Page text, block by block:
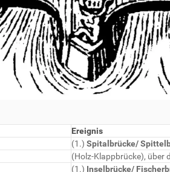
Ereignis
(1.) Spitalbrücke/
(Holz-Klappbrücke), über
(1.) Inselbrücke/